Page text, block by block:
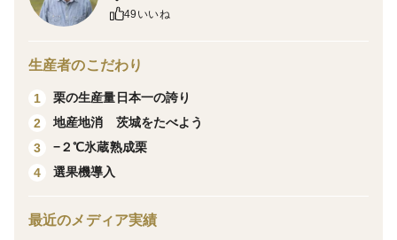
※ 機械を使わず人の目で選別しているため、不良果が
ことをご了承ください。
※ 選果機にかけてサイズ選別しています。
4Lサイズ以上の栗を入れてますが若干ばらつきがご
ざいます。
※ 無殺虫処理です。
49いいね
生産者のこだわり
1
栗の生産量日本一の誇り
2
地産地消 茨城をたべよう
3
−２℃氷蔵熟成栗
4
選果機導入
最近のメディア実績